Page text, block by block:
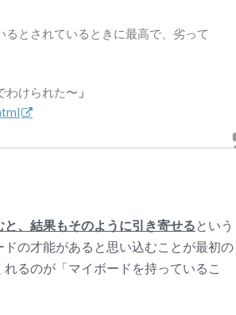
とされているときに最高で、劣って
けられた〜 」
、結果もそのように引き寄せる という
の才能があると思い込むことが最初の
るのが「マイボードを持っているこ